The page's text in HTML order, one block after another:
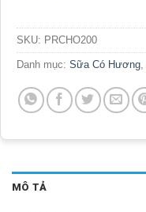
SKU: PRCHO200
Danh mục: Sữa Có Hương,
MÔ TẢ